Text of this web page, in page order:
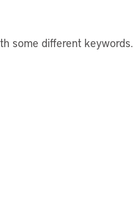
some different keywords.